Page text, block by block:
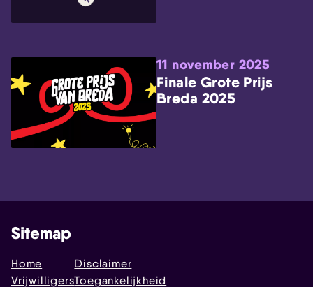
11 november 2025
Finale Grote Prijs
Breda 2025
Sitemap
Home
Vrijwilligers
Disclaimer
Toegankelijkheid